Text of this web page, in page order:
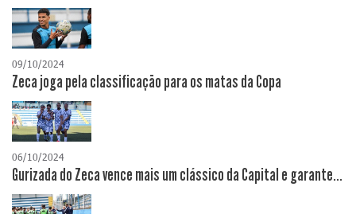
09/10/2024
Zeca joga pela classificação para os matas da Copa
06/10/2024
Gurizada do Zeca vence mais um clássico da Capital e garante...